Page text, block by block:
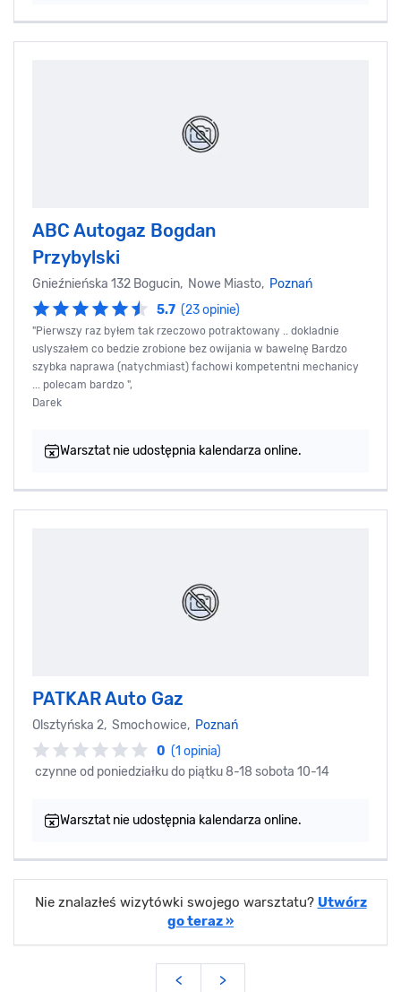
ABC Autogaz Bogdan
Przybylski
Gnieźnieńska 132 Bogucin, Nowe Miasto, Poznań
5.7 (23 opinie)
"Pierwszy raz byłem tak rzeczowo potraktowany .. dokladnie
uslyszałem co bedzie zrobione bez owijania w bawelnę Bardzo
szybka naprawa (natychmiast) fachowi kompetentni mechanicy
... polecam bardzo ",
Darek
Warsztat nie udostępnia kalendarza online.
PATKAR Auto Gaz
Olsztyńska 2, Smochowice, Poznań
0 (1 opinia)
czynne od poniedziałku do piątku 8-18 sobota 10-14
Warsztat nie udostępnia kalendarza online.
Nie znalazłeś wizytówki swojego warsztatu? Utwórz
go teraz »
< >